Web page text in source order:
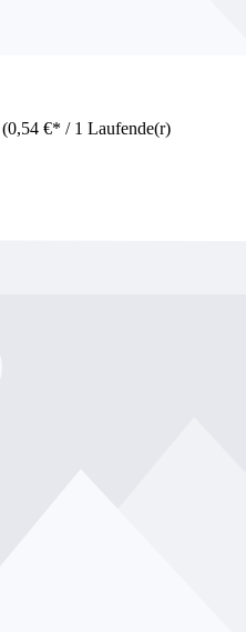
(0,54 €* / 1 Laufende(r)